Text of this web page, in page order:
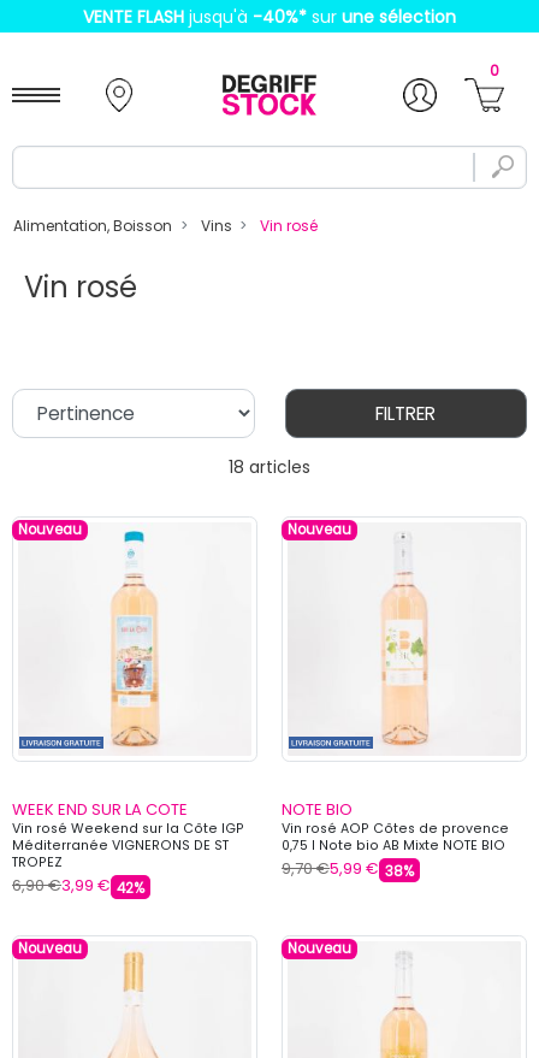
VENTE FLASH jusqu'à -40%* sur une sélection
0
Alimentation, Boisson Vins Vin rosé
Vin rosé
18 articles
FILTRER
Nouveau
WEEK END SUR LA COTE
Vin rosé Weekend sur la Côte IGP
Méditerranée VIGNERONS DE ST
TROPEZ
6,90 €3,99 € 42%
Nouveau
NOTE BIO
Vin rosé AOP Côtes de provence
0,75 l Note bio AB Mixte NOTE BIO
9,70 €5,99 € 38%
Nouveau Nouveau